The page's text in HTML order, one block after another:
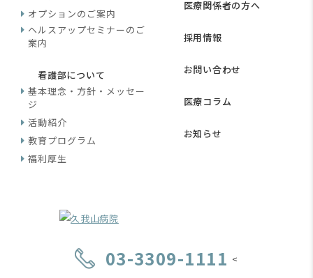
オプションのご案内
ヘルスアップセミナーのご
案内
看護部について
基本理念・方針・メッセー
ジ
活動紹介
教育プログラム
福利厚生
医療関係者の方へ
採用情報
お問い合わせ
医療コラム
お知らせ
03-3309-1111 <